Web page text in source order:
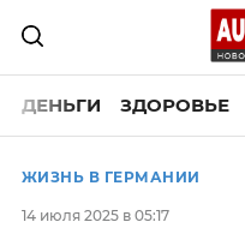
ДЕНЬГИ ЗДОРОВЬЕ
ЖИЗНЬ В ГЕРМАНИИ
14 июля 2025 в 05:17